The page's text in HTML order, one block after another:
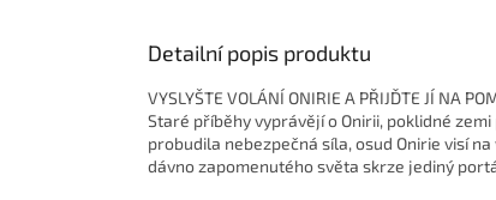
Detailní popis produktu
VYSLYŠTE VOLÁNÍ ONIRIE A PŘIJĎTE JÍ NA
Staré příběhy vyprávějí o Onirii, poklidné
probudila nebezpečná síla, osud Onirie visí
dávno zapomenutého světa skrze jediný